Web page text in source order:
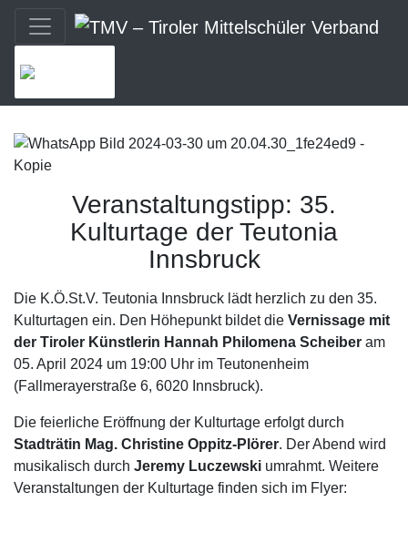
Veranstaltungstipp: 35.
Kulturtage der Teutonia
Innsbruck
Die K.Ö.St.V. Teutonia Innsbruck lädt herzlich zu den 35.
Kulturtagen ein. Den Höhepunkt bildet die Vernissage mit
der Tiroler Künstlerin Hannah Philomena Scheiber am
05. April 2024 um 19:00 Uhr im Teutonenheim
(Fallmerayerstraße 6, 6020 Innsbruck).
Die feierliche Eröffnung der Kulturtage erfolgt durch
Stadträtin Mag. Christine Oppitz-Plörer. Der Abend wird
musikalisch durch Jeremy Luczewski umrahmt. Weitere
Veranstaltungen der Kulturtage finden sich im Flyer: